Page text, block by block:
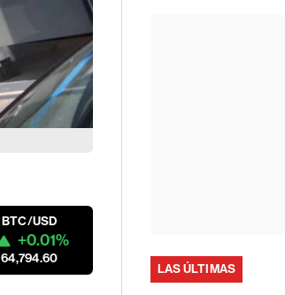
BTC/USD
+0.01%
64,794.60
LAS ÚLTIMAS